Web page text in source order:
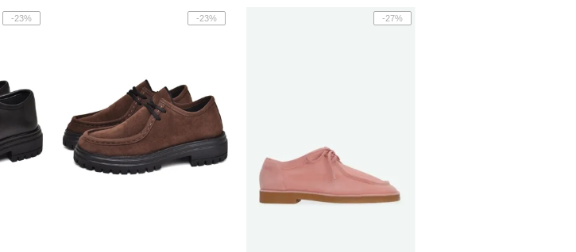
-23% -23% -27%